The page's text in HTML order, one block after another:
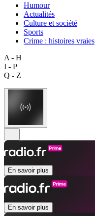
Humour
Actualités
Culture et société
Sports
Crime : histoires vraies
A - H
I - P
Q - Z
En savoir plus
En savoir plus